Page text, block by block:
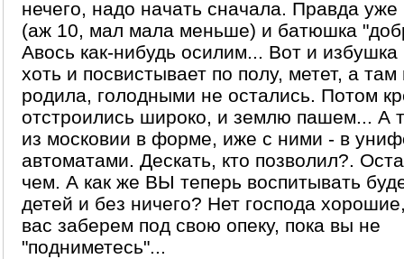
нечего, надо начать сначала. Правда уже
(аж 10, мал мала меньше) и батюшка
Авось как-нибудь осилим... Вот и избушка
хоть и посвистывает по полу, метет, а
родила, голодными не остались. Потом
отстроились широко, и землю пашем... А
из московии в форме, иже с ними - в
автоматами. Дескать, кто позволил?.
чем. А как же ВЫ теперь воспитывать
детей и без ничего? Нет господа
вас заберем под свою опеку, пока вы не
"подниметесь"...